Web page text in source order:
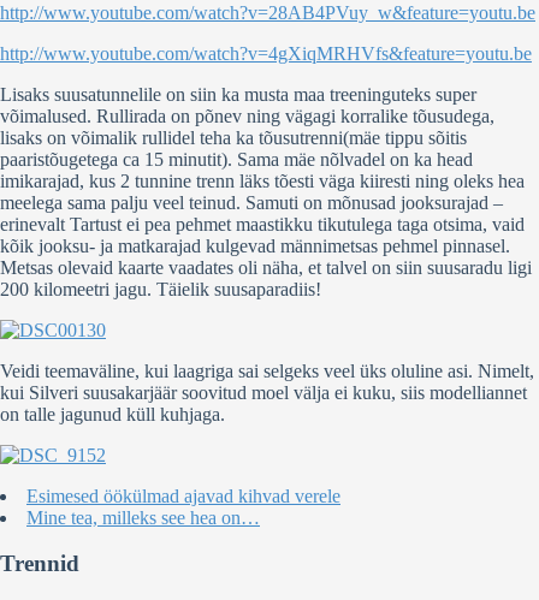
http://www.youtube.com/watch?v=28AB4PVuy_w&feature=youtu.be
http://www.youtube.com/watch?v=4gXiqMRHVfs&feature=youtu.be
Lisaks suusatunnelile on siin ka musta maa treeninguteks super
võimalused. Rullirada on põnev ning vägagi korralike tõusudega,
lisaks on võimalik rullidel teha ka tõusutrenni(mäe tippu sõitis
paaristõugetega ca 15 minutit). Sama mäe nõlvadel on ka head
imikarajad, kus 2 tunnine trenn läks tõesti väga kiiresti ning oleks hea
meelega sama palju veel teinud. Samuti on mõnusad jooksurajad –
erinevalt Tartust ei pea pehmet maastikku tikutulega taga otsima, vaid
kõik jooksu- ja matkarajad kulgevad männimetsas pehmel pinnasel.
Metsas olevaid kaarte vaadates oli näha, et talvel on siin suusaradu ligi
200 kilomeetri jagu. Täielik suusaparadiis!
Veidi teemaväline, kui laagriga sai selgeks veel üks oluline asi. Nimelt,
kui Silveri suusakarjäär soovitud moel välja ei kuku, siis modelliannet
on talle jagunud küll kuhjaga.
Esimesed öökülmad ajavad kihvad verele
Mine tea, milleks see hea on…
Trennid